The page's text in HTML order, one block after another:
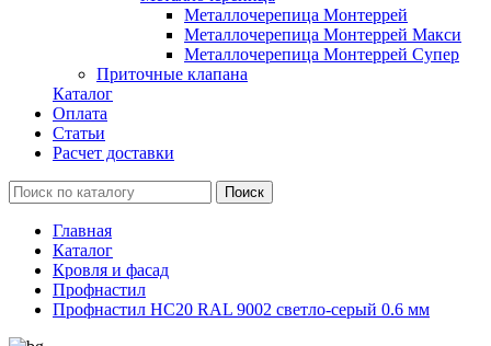
Металлочерепица Монтеррей
Металлочерепица Монтеррей Макси
Металлочерепица Монтеррей Супер
Приточные клапана
Каталог
Оплата
Статьи
Расчет доставки
Главная
Каталог
Кровля и фасад
Профнастил
Профнастил НС20 RAL 9002 светло-серый 0.6 мм